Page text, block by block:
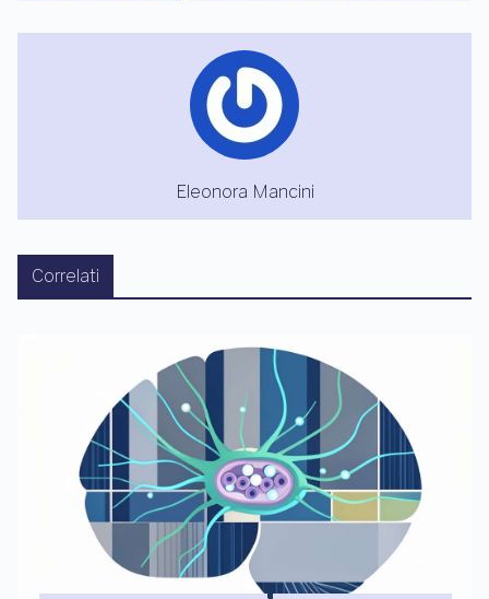
Eleonora Mancini
Correlati